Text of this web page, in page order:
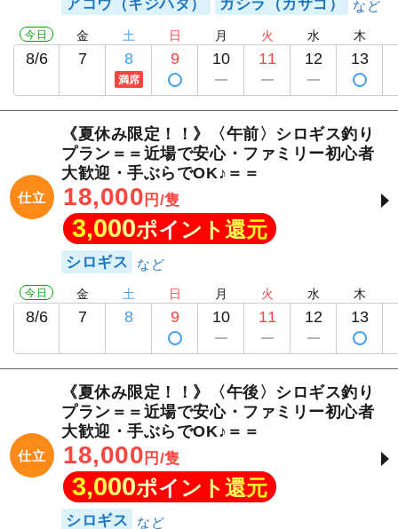
アコウ（キジハタ） ガシラ（カサゴ）
今日
8/6
金
7
土
8
満席
日
9
月
10
火
11
水
12
木
13
仕立
《夏休み限定！！》〈午前〉シロギス釣り
プラン＝＝近場で安心・ファミリー初心者
大歓迎・手ぶらでOK♪＝＝
18,000 円/隻
3,000ポイント還元
シロギス
今日
8/6
金
7
土
8
日
9
月
10
火
11
水
12
木
13
仕立
《夏休み限定！！》〈午後〉シロギス釣り
プラン＝＝近場で安心・ファミリー初心者
大歓迎・手ぶらでOK♪＝＝
18,000 円/隻
3,000ポイント還元
シロギス